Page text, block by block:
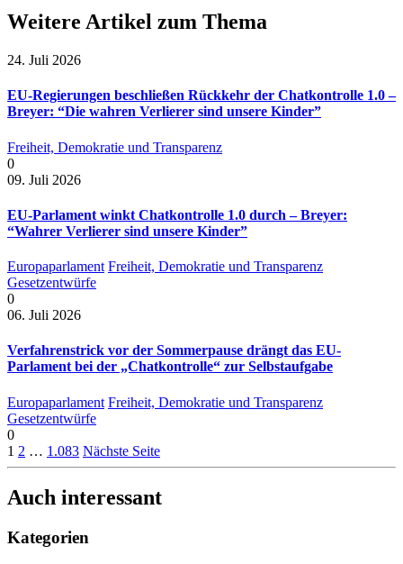
Weitere Artikel zum Thema
24. Juli 2026
EU-Regierungen beschließen Rückkehr der Chatkontrolle 1.0 –
Breyer: “Die wahren Verlierer sind unsere Kinder”
Freiheit, Demokratie und Transparenz
0
09. Juli 2026
EU-Parlament winkt Chatkontrolle 1.0 durch – Breyer:
“Wahrer Verlierer sind unsere Kinder”
Europaparlament Freiheit, Demokratie und Transparenz
Gesetzentwürfe
0
06. Juli 2026
Verfahrenstrick vor der Sommerpause drängt das EU-
Parlament bei der „Chatkontrolle“ zur Selbstaufgabe
Europaparlament Freiheit, Demokratie und Transparenz
Gesetzentwürfe
0
1 2 … 1.083 Nächste Seite
Auch interessant
Kategorien